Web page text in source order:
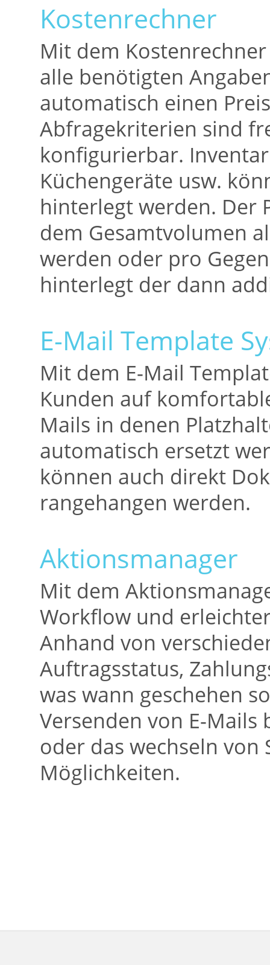
Kostenrechner
Mit dem
alle benötigten
automatisch einen
Abfragekriterien sind
konfigurierbar.
Küchengeräte usw.
hinterlegt werden. Der
dem Gesamtvolumen
werden oder pro
hinterlegt der dann
E-Mail Template
Mit dem E-Mail
Kunden auf
Mails in denen
automatisch ersetzt
können auch direkt
rangehangen werden.
Aktionsmanager
Mit dem
Workflow und
Anhand von
Auftragsstatus,
was wann geschehen
Versenden von E-
oder das wechseln
Möglichkeiten.